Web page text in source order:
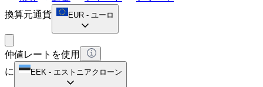
換算元通貨
EUR - ユーロ
仲値レートを使用
に
EEK - エストニアクローン